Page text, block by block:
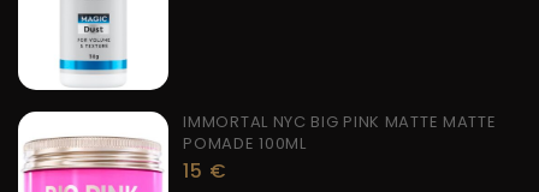
IMMORTAL NYC BIG PINK MATTE MATTE
POMADE 100ML
15 €